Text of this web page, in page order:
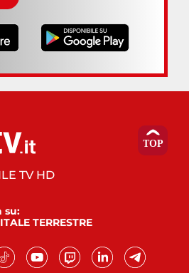
TV HD
su:
TERRESTRE